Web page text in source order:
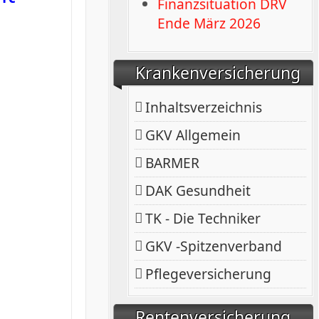
Finanzsituation DRV
Ende März 2026
Krankenversicherung
Inhaltsverzeichnis
GKV Allgemein
BARMER
DAK Gesundheit
TK - Die Techniker
GKV -Spitzenverband
Pflegeversicherung